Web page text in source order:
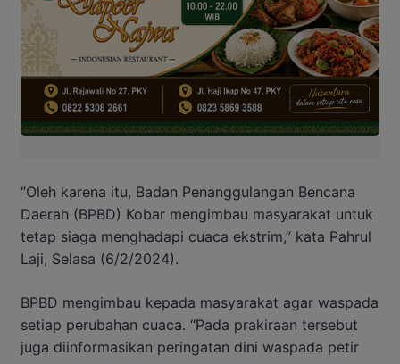
“Oleh karena itu, Badan Penanggulangan Bencana
Daerah (BPBD) Kobar mengimbau masyarakat untuk
tetap siaga menghadapi cuaca ekstrim,” kata Pahrul
Laji, Selasa (6/2/2024).
BPBD mengimbau kepada masyarakat agar waspada
setiap perubahan cuaca. “Pada prakiraan tersebut
juga diinformasikan peringatan dini waspada petir